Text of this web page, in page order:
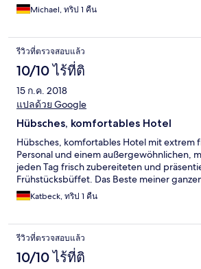
Michael, ทริป 1 คืน
รีวิวที่ตรวจสอบแล้ว
10/10 ไร้ที่ติ
15 ก.ค. 2018
แปลด้วย Google
Hübsches, komfortables Hotel
Hübsches, komfortables Hotel mit extrem
Personal und einem außergewöhnlichen,
jeden Tag frisch zubereiteten und
Frühstücksbüffet. Das Beste meiner
Katbeck, ทริป 1 คืน
รีวิวที่ตรวจสอบแล้ว
10/10 ไร้ที่ติ